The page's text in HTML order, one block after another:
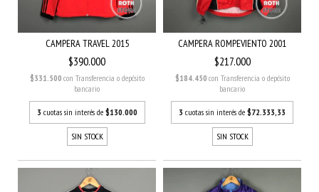
CAMPERA TRAVEL 2015
$390.000
$331.500 con Transferencia o depósito
bancario
3 cuotas sin interés de $130.000
SIN STOCK
CAMPERA ROMPEVIENTO 2001
$217.000
$184.450 con Transferencia o depósito
bancario
3 cuotas sin interés de $72.333,33
SIN STOCK